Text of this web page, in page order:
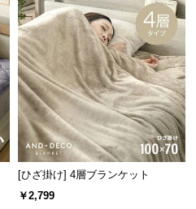
[ひざ掛け] 4層ブランケット
￥2,799